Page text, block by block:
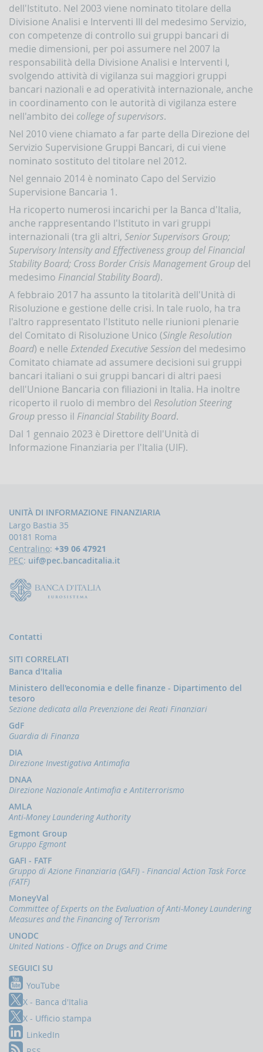
Contrasto
all'attività
Paesi
che
minacciano
la
pace
la
sicurezza
Indicatori,
schemi
comunicazioni
inerenti
profili
anomalia
Criteri
per
la
gestione
comunicazioni
rivolte
alla
UIF
Segnalazioni
operazioni
sospette
(SOS)
Sospensione
operazioni
(SARA)
Comunicazioni
oggettive
(OGG)
Dichiarazioni
operazioni
in
oro
sanzioni
Comunicazioni
Russia
Bielorussia
(DEPRU,
TRU,
RUS,
CBR)
Accesso
al
portale
Infostat-
UIF
tutorial
Rapporto
annuale
Quaderni
dell'antiriciclaggio
Newsletter
Interventi
del
Direttore
Interventi
della
Banca
dell'Istituto. Nel 2003 viene nominato titolare della
Divisione Analisi e Interventi III del medesimo Servizio,
con competenze di controllo sui gruppi bancari di
medie dimensioni, per poi assumere nel 2007 la
responsabilità della Divisione Analisi e Interventi I,
svolgendo attività di vigilanza sui maggiori gruppi
bancari nazionali e ad operatività internazionale, anche
in coordinamento con le autorità di vigilanza estere
nell'ambito dei college of supervisors.
Nel 2010 viene chiamato a far parte della Direzione del
Servizio Supervisione Gruppi Bancari, di cui viene
nominato sostituto del titolare nel 2012.
Nel gennaio 2014 è nominato Capo del Servizio
Supervisione Bancaria 1.
Ha ricoperto numerosi incarichi per la Banca d'Italia,
anche rappresentando l'Istituto in vari gruppi
internazionali (tra gli altri, Senior Supervisors Group;
Supervisory Intensity and Effectiveness group del Financial
Stability Board; Cross Border Crisis Management Group del
medesimo Financial Stability Board).
A febbraio 2017 ha assunto la titolarità dell'Unità di
Risoluzione e gestione delle crisi. In tale ruolo, ha tra
l'altro rappresentato l'Istituto nelle riunioni plenarie
del Comitato di Risoluzione Unico (Single Resolution
Board) e nelle Extended Executive Session del medesimo
Comitato chiamate ad assumere decisioni sui gruppi
bancari italiani o sui gruppi bancari di altri paesi
dell'Unione Bancaria con filiazioni in Italia. Ha inoltre
ricoperto il ruolo di membro del Resolution Steering
Group presso il Financial Stability Board.
Dal 1 gennaio 2023 è Direttore dell'Unità di
Informazione Finanziaria per l'Italia (UIF).
UNITÀ DI INFORMAZIONE FINANZIARIA
Largo Bastia 35
00181 Roma
Centralino: +39 06 47921
PEC: uif@pec.bancaditalia.it
Contatti
SITI CORRELATI
Banca d'Italia
Ministero dell'economia e delle finanze - Dipartimento del
tesoro
Sezione dedicata alla Prevenzione dei Reati Finanziari
GdF
Guardia di Finanza
DIA
Direzione Investigativa Antimafia
DNAA
Direzione Nazionale Antimafia e Antiterrorismo
AMLA
Anti-Money Laundering Authority
Egmont Group
Gruppo Egmont
GAFI - FATF
Gruppo di Azione Finanziaria (GAFI) - Financial Action Task Force
(FATF)
MoneyVal
Committee of Experts on the Evaluation of Anti-Money Laundering
Measures and the Financing of Terrorism
UNODC
United Nations - Office on Drugs and Crime
SEGUICI SU
YouTube
X - Banca d'Italia
X - Ufficio stampa
LinkedIn